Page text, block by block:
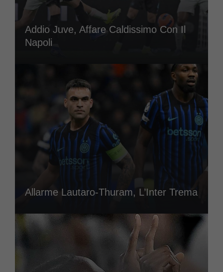
Addio Juve, Affare Caldissimo Con Il
Napoli
Allarme Lautaro-Thuram, L’Inter Trema